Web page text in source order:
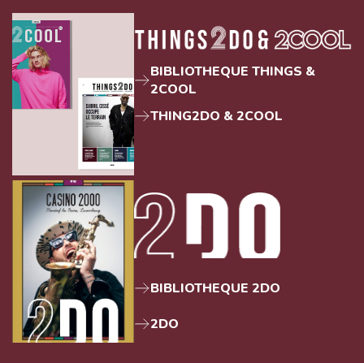
BIBLIOTHEQUE THINGS &
2COOL
THING2DO & 2COOL
BIBLIOTHEQUE 2DO
2DO